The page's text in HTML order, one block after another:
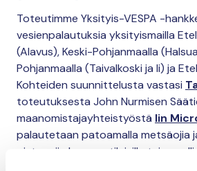
Toteutimme Yksityis-VESPA -
vesienpalautuksia yksityismailla
(Alavus), Keski-Pohjanmaalla
Pohjanmaalla (Taivalkoski ja Ii) ja
Kohteiden suunnittelusta vastasi
toteutuksesta John Nurmisen
maanomistajayhteistyöstä Iin
palautetaan patoamalla metsäojia
pisto-ojia luonnontilaisille tai